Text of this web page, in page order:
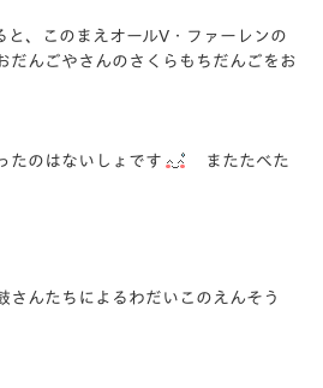
と、このまえオールV・ファーレンの
だんごやさんのさくらもちだんごをお
たのはないしょです
またたべた
さんたちによるわだいこのえんそう